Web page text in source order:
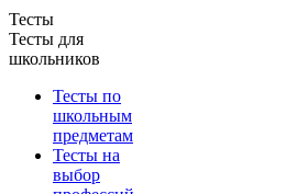
Тесты
Тесты для
школьников
Тесты по
школьным
предметам
Тесты на
выбор